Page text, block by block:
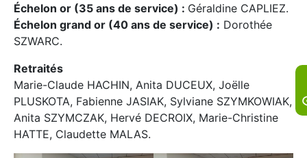
Échelon or (35 ans de service) : Géraldine CAPLIEZ.
Échelon grand or (40 ans de service) : Dorothée
SZWARC.
Retraités
Marie-Claude HACHIN, Anita DUCEUX, Joëlle
PLUSKOTA, Fabienne JASIAK, Sylviane SZYMKOWIAK,
Anita SZYMCZAK, Hervé DECROIX, Marie-Christine
HATTE, Claudette MALAS.